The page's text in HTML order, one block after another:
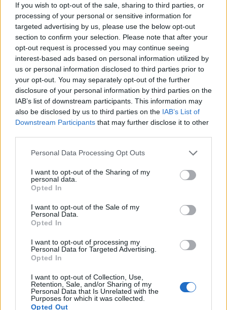
If you wish to opt-out of the sale, sharing to third parties, or
processing of your personal or sensitive information for
targeted advertising by us, please use the below opt-out
section to confirm your selection. Please note that after your
opt-out request is processed you may continue seeing
interest-based ads based on personal information utilized by
us or personal information disclosed to third parties prior to
your opt-out. You may separately opt-out of the further
disclosure of your personal information by third parties on the
IAB’s list of downstream participants. This information may
also be disclosed by us to third parties on the IAB’s List of
Downstream Participants that may further disclose it to other
Please note that this website/app uses one or more Google
not limited to your visit or usage behaviour. You may click to
grant or deny consent to Google and its third-party tags to
use your data for below specified purposes in below Google
consent section.
Personal Data Processing Opt Outs
I want to opt-out of the Sharing of my
personal data.
Opted In
I want to opt-out of the Sale of my
Personal Data.
Opted In
I want to opt-out of processing my
Personal Data for Targeted Advertising.
Opted In
I want to opt-out of Collection, Use,
Retention, Sale, and/or Sharing of my
Personal Data that Is Unrelated with the
Purposes for which it was collected.
Opted Out
Egy amerikai veterán Dodge Weapon megbújik az
egyik sarokban. Matt zöld színe és a rajta található
fehér csillag alapján katonai jármű, talán még a
világháborúból maradt itt?
Kelet-német Wartburg, egy másik, gyakori típus
volt Magyarországon is a Trabantok és a Ladák
mellett
Ha az a fránya oszlop ne volna...Porscheés VW
bogár egymás mellett, a kettő közötti rokonság
letagadhatatlan, az első Porschék a Bogarak
kialakítás mind a mai napig megmaradt a
sportkocsi-vonalon.
Két Borgward Isabella egymás társaságában.
háttérben egy Opel Diplomat, ez altípus volt az Opel
utolsó olyan modellje, mely a felső kategóriát
Ahol a két kocsi között vagy épp felett volt még egy
motorkerékpárokat pakoltak. Mondanom sem kell,
ezeket is csak messziről lehetett szemügyre venni. Az
utolsó teremben azonban láthatunk közelebbről is